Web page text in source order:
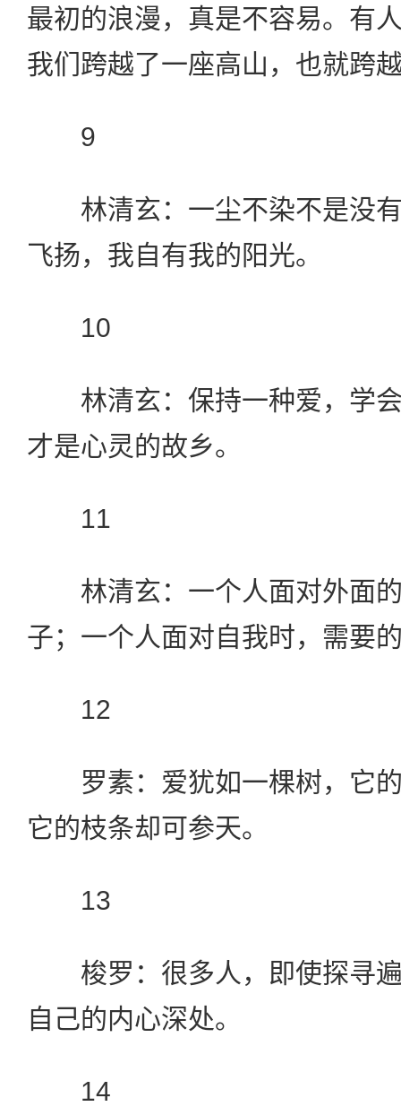
最初的浪漫，真是不容易。有
我们跨越了一座高山，也就跨
9
林清玄：一尘不染不是没有
飞扬，我自有我的阳光。
10
林清玄：保持一种爱，学会
才是心灵的故乡。
11
林清玄：一个人面对外面的
子；一个人面对自我时，需要
12
罗素：爱犹如一棵树，它的
它的枝条却可参天。
13
梭罗：很多人，即使探寻遍
自己的内心深处。
14